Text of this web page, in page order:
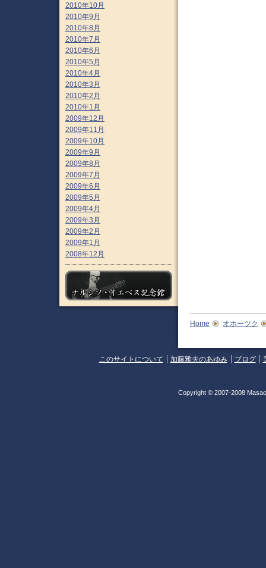
2010年10月
2010年9月
2010年8月
2010年7月
2010年6月
2010年5月
2010年4月
2010年3月
2010年2月
2010年1月
2009年12月
2009年11月
2009年10月
2009年9月
2009年8月
2009年7月
2009年6月
2009年5月
2009年4月
2009年3月
2009年2月
2009年1月
2008年12月
Home オホーツク
このサイトについて 加藤雅夫のあゆみ ブログ
Copyright © 2007-2008